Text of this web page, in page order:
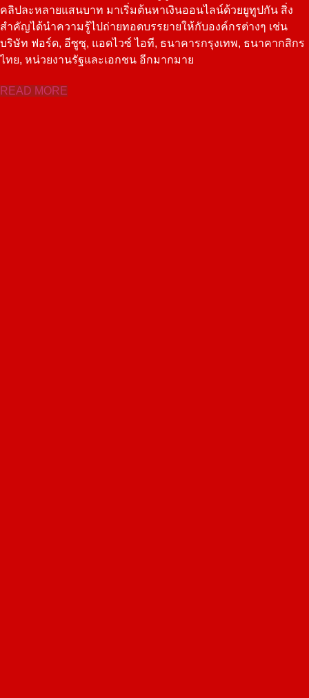
คลิปละหลายแสนบาท มาเริ่มต้นหาเงินออนไลน์ด้วยยูทูปกัน สิ่ง
สำคัญได้นำความรู้ไปถ่ายทอดบรรยายให้กับองค์กรต่างๆ เช่น
บริษัท ฟอร์ด, อีซูซุ, แอดไวซ์ ไอที, ธนาคารกรุงเทพ, ธนาคากสิกร
ไทย, หน่วยงานรัฐและเอกชน อีกมากมาย
READ MORE